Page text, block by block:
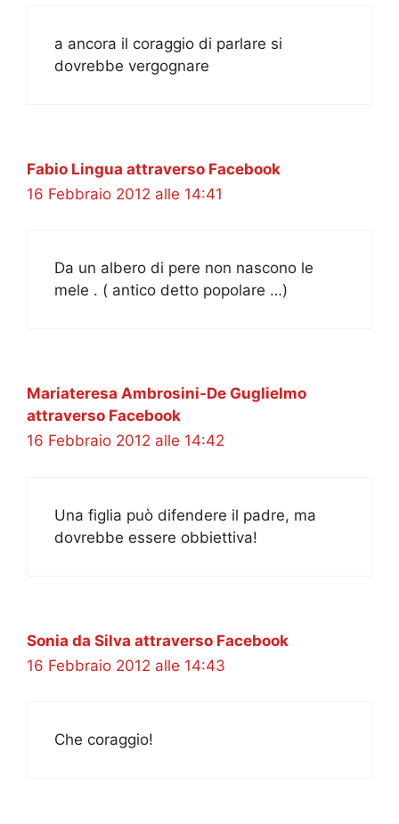
a ancora il coraggio di parlare si
dovrebbe vergognare
Fabio Lingua attraverso Facebook
16 Febbraio 2012 alle 14:41
Da un albero di pere non nascono le
mele . ( antico detto popolare …)
Mariateresa Ambrosini-De Guglielmo
attraverso Facebook
16 Febbraio 2012 alle 14:42
Una figlia può difendere il padre, ma
dovrebbe essere obbiettiva!
Sonia da Silva attraverso Facebook
16 Febbraio 2012 alle 14:43
Che coraggio!